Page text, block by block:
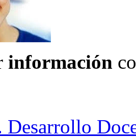
información
Desarrollo